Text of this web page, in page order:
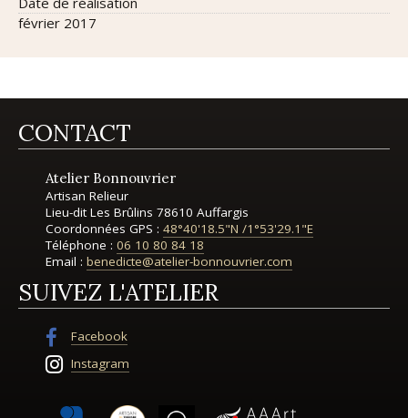
février 2017
CONTACT
Atelier Bonnouvrier
Artisan Relieur
Lieu-dit Les Brûlins 78610 Auffargis
Coordonnées GPS : 48°40'18.5"N /1°53'29.1"E
Téléphone : 06 10 80 84 18
Email : benedicte@atelier-bonnouvrier.com
SUIVEZ L'ATELIER
Facebook
Instagram